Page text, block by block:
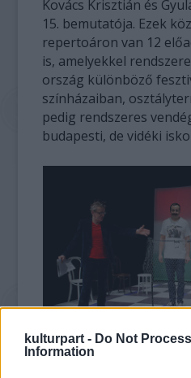
kulturpart - Do Not
Information
Kovács Krisztián és
15. bemutatója. Ezek
repertoáron van 12
is, amelyekkel
ország különböző
színházaiban,
pedig rendszeres
budapesti, de vidéki